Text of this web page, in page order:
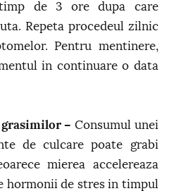
de 3 ore dupa care
Repeta procedeul zilnic
Pentru mentinere,
in continuare o data
– Consumul unei
de culcare poate grabi
mierea accelereaza
hormonii de stres in timpul